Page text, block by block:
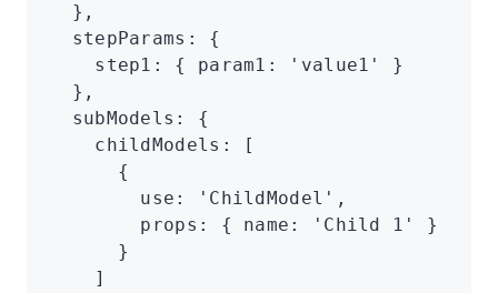
  }
,
  stepParams
:
{
    step1
: { param1 : 'value1'
}
  }
,
  subModels
:
{
    childModels
:
[
      {
        use
: 'ChildModel' ,
        props
: { name : 'Child 1'
}
      }
    ]